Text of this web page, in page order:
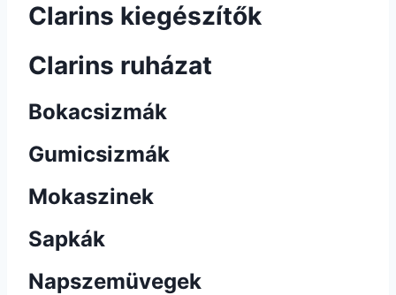
Clarins kiegészítők
Clarins ruházat
Bokacsizmák
Gumicsizmák
Mokaszinek
Sapkák
Napszemüvegek